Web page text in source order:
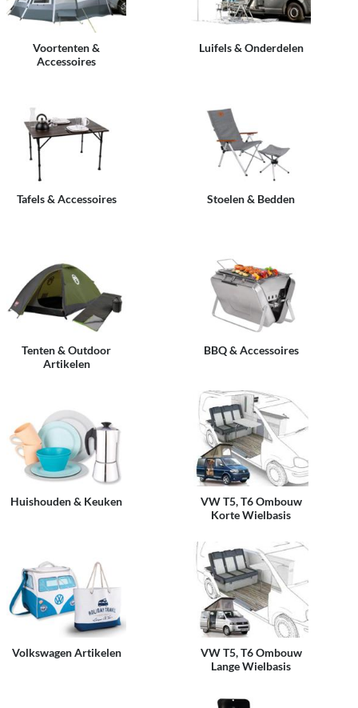
Voortenten &
Accessoires
Luifels & Onderdelen
Tafels & Accessoires Stoelen & Bedden
Tenten & Outdoor
Artikelen
BBQ & Accessoires
Huishouden & Keuken
VW T5, T6 Ombouw
Korte Wielbasis
Volkswagen Artikelen
VW T5, T6 Ombouw
Lange Wielbasis